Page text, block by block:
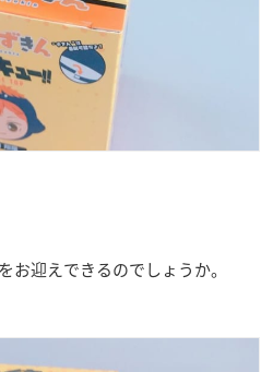
お迎えできるのでしょうか。